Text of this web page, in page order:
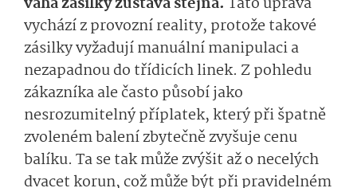
vychází z provozní reality, protože takové
zásilky vyžadují manuální manipulaci a
nezapadnou do třídicích linek. Z pohledu
zákazníka ale často působí jako
nesrozumitelný příplatek, který při špatně
zvoleném balení zbytečně zvyšuje cenu
balíku. Ta se tak může zvýšit až o necelých
dvacet korun, což může být při pravidelném